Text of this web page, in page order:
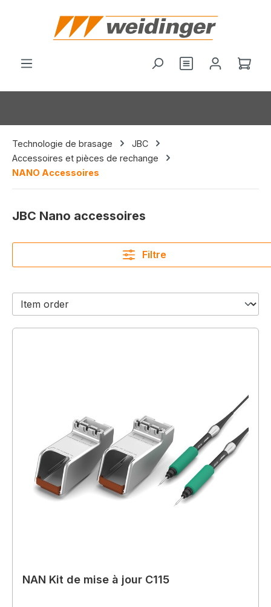
principal
Vous avez 0Le
Technologie de brasage
JBC
Accessoires et pièces de rechange
NANO Accessoires
JBC Nano accessoires
Filtre
NAN Kit de mise à jour C115